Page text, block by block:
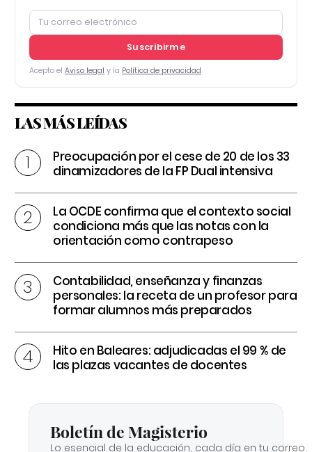
Suscribirme
Acepto el Aviso legal y la Política de privacidad
LAS MÁS LEÍDAS
Preocupación por el cese de 20 de los 33
dinamizadores de la FP Dual intensiva
La OCDE confirma que el contexto social
condiciona más que las notas con la
orientación como contrapeso
Contabilidad, enseñanza y finanzas
personales: la receta de un profesor para
formar alumnos más preparados
Hito en Baleares: adjudicadas el 99 % de
las plazas vacantes de docentes
Boletín de Magisterio
Lo esencial de la educación, cada día en tu correo.